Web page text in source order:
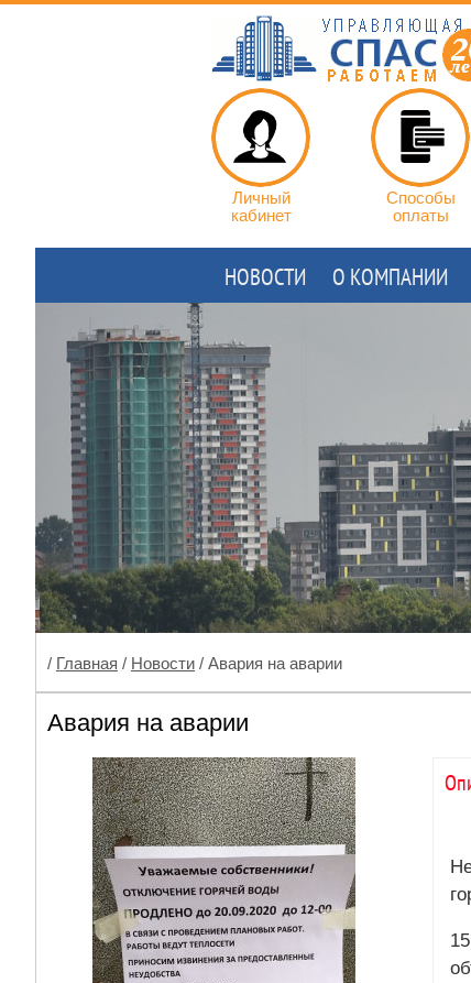
Личный
кабинет
Способы
оплаты
НОВОСТИ О КОМПАНИИ
/ Главная / Новости / Авария на аварии
Авария на аварии